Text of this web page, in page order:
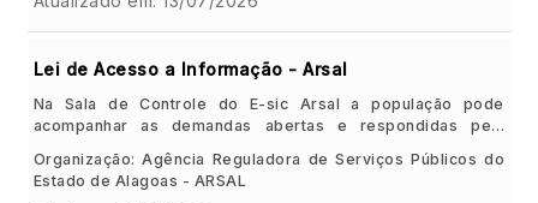
Lei de Acesso a Informação - Arsal
Na Sala de Controle do E-sic Arsal a população pode
acompanhar as demandas abertas e respondidas pela
Alagoas.
Organização: Agência Reguladora de Serviços Públicos do
Estado de Alagoas - ARSAL